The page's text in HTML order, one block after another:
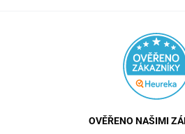
OVĚŘENO NAŠIMI